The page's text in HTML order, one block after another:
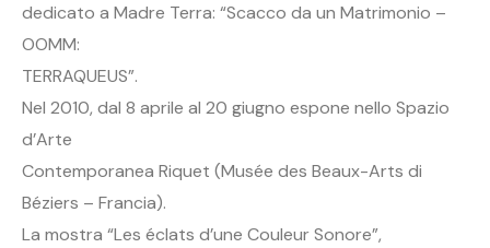
dedicato a Madre Terra: “Scacco da un Matrimonio –
OOMM:
TERRAQUEUS”.
Nel 2010, dal 8 aprile al 20 giugno espone nello Spazio
d’Arte
Contemporanea Riquet (Musée des Beaux-Arts di
Béziers – Francia).
La mostra “Les éclats d’une Couleur Sonore”,